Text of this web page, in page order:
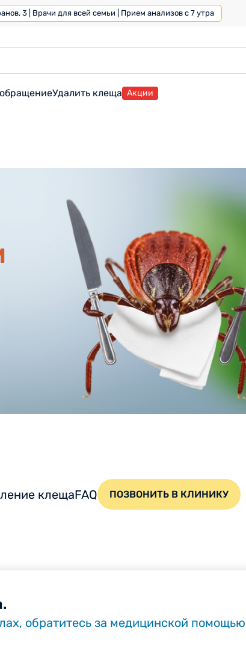
3 | Врачи для всей семьи | Прием анализов с 7 утра
Удалить клеща Акции
клещаFAQ ПОЗВОНИТЬ В КЛИНИКУ
обратитесь за медицинской